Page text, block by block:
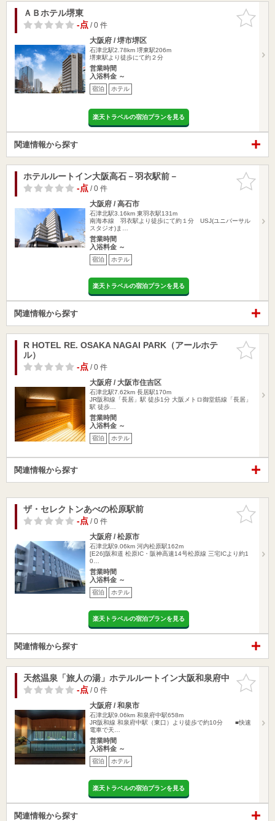
お気に入
りに追加
ＡＢホテル堺東
-点/ 0 件
大阪府 / 堺市堺区
石津北駅2.78km 堺東駅206m
堺東駅より徒歩にて約２分
営業時間
入浴料金 ～
宿泊 ホテル
楽天トラベルの宿泊プランを見る
関連情報から探す
お気に入
りに追加
ホテルルートイン大阪高石－羽衣駅前－
-点/ 0 件
大阪府 / 高石市
石津北駅3.16km 東羽衣駅131m
南海本線 羽衣駅より徒歩にて約１分 USJ(ユニバーサル
スタジオ)ま…
営業時間
入浴料金 ～
宿泊 ホテル
楽天トラベルの宿泊プランを見る
関連情報から探す
お気に入
りに追加
R HOTEL RE. OSAKA NAGAI PARK（アールホテ
ル）
-点/ 0 件
大阪府 / 大阪市住吉区
石津北駅7.62km 長居駅170m
JR阪和線「長居」駅 徒歩1分 大阪メトロ御堂筋線「長居」
駅 徒歩…
営業時間
入浴料金 ～
宿泊 ホテル
関連情報から探す
お気に入
りに追加
ザ・セレクトンあべの松原駅前
-点/ 0 件
大阪府 / 松原市
石津北駅9.06km 河内松原駅162m
[E26]阪和道 松原IC・阪神高速14号松原線 三宅ICより約1
0…
営業時間
入浴料金 ～
宿泊 ホテル
楽天トラベルの宿泊プランを見る
関連情報から探す
お気に入
りに追加
天然温泉「旅人の湯」ホテルルートイン大阪和泉府中
-点/ 0 件
大阪府 / 和泉市
石津北駅9.06km 和泉府中駅658m
JR阪和線 和泉府中駅（東口）より徒歩で約10分 ■快速
電車で天…
営業時間
入浴料金 ～
宿泊 ホテル
楽天トラベルの宿泊プランを見る
関連情報から探す